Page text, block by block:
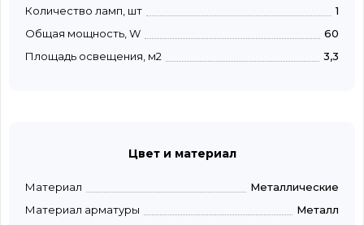
Количество ламп, шт
1
Общая мощность, W
60
Площадь освещения, м2
3,3
Цвет и материал
Материал
Металлические
Материал арматуры
Металл